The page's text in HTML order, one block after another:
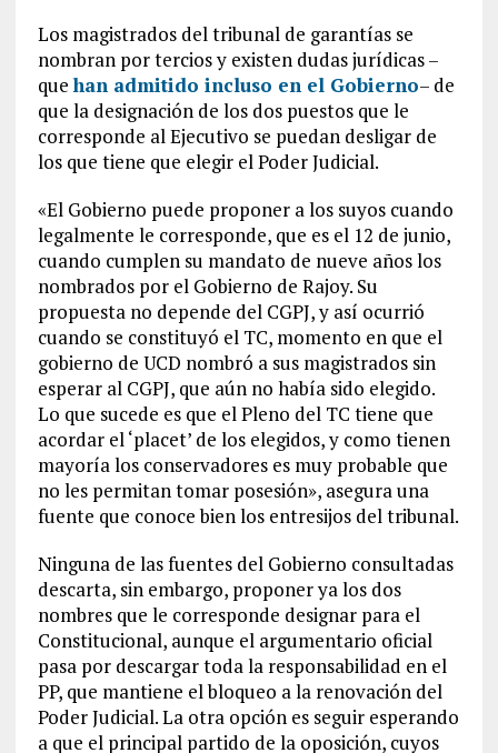
Los magistrados del tribunal de garantías se
nombran por tercios y existen dudas jurídicas –
quehan admitido incluso en el Gobierno– de
que la designación de los dos puestos que le
corresponde al Ejecutivo se puedan desligar de
los que tiene que elegir el Poder Judicial.
«El Gobierno puede proponer a los suyos cuando
legalmente le corresponde, que es el 12 de junio,
cuando cumplen su mandato de nueve años los
nombrados por el Gobierno de Rajoy. Su
propuesta no depende del CGPJ, y así ocurrió
cuando se constituyó el TC, momento en que el
gobierno de UCD nombró a sus magistrados sin
esperar al CGPJ, que aún no había sido elegido.
Lo que sucede es que el Pleno del TC tiene que
acordar el ‘placet’ de los elegidos, y como tienen
mayoría los conservadores es muy probable que
no les permitan tomar posesión», asegura una
fuente que conoce bien los entresijos del tribunal.
Ninguna de las fuentes del Gobierno consultadas
descarta, sin embargo, proponer ya los dos
nombres que le corresponde designar para el
Constitucional, aunque el argumentario oficial
pasa por descargar toda la responsabilidad en el
PP, que mantiene el bloqueo a la renovación del
Poder Judicial. La otra opción es seguir esperando
a que el principal partido de la oposición, cuyos